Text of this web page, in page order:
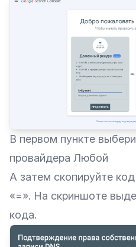
В первом пункте
провайдера Любой
А затем скопируйте
«=». На скриншоте
кода.